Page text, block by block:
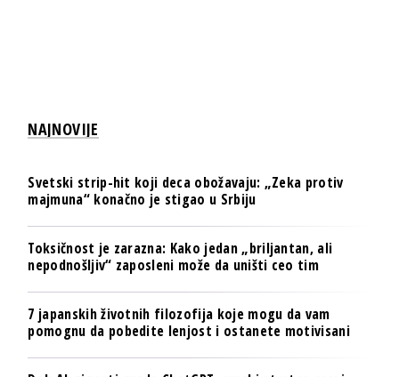
NAJNOVIJE
Svetski strip-hit koji deca obožavaju: „Zeka protiv
majmuna“ konačno je stigao u Srbiju
Toksičnost je zarazna: Kako jedan „briljantan, ali
nepodnošljiv“ zaposleni može da uništi ceo tim
7 japanskih životnih filozofija koje mogu da vam
pomognu da pobedite lenjost i ostanete motivisani